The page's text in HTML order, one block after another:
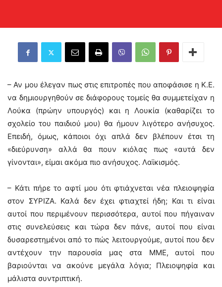
– Αν μου έλεγαν πως στις επιτροπές που αποφάσισε η Κ.Ε.
να δημιουργηθούν σε διάφορους τομείς θα συμμετείχαν η
Λούκα (πρώην υπουργός) και η Λουκία (καθαρίζει το
σχολείο του παιδιού μου) θα ήμουν λιγότερο ανήσυχος.
Επειδή, όμως, κάποιοι όχι απλά δεν βλέπουν έτσι τη
«διεύρυνση» αλλά θα πουν κιόλας πως «αυτά δεν
γίνονται», είμαι ακόμα πιο ανήσυχος. Λαϊκισμός.
– Κάτι πήρε το αφτί μου ότι φτιάχνεται νέα πλειοψηφία
στον ΣΥΡΙΖΑ. Καλά δεν έχει φτιαχτεί ήδη; Και τι είναι
αυτοί που περιμένουν περισσότερα, αυτοί που πήγαιναν
στις συνελεύσεις και τώρα δεν πάνε, αυτοί που είναι
δυσαρεστημένοι από το πώς λειτουργούμε, αυτοί που δεν
αντέχουν την παρουσία μας στα ΜΜΕ, αυτοί που
βαριούνται να ακούνε μεγάλα λόγια; Πλειοψηφία και
μάλιστα συντριπτική.